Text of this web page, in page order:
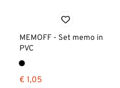
MEMOFF - Set memo in
PVC
€ 1,05